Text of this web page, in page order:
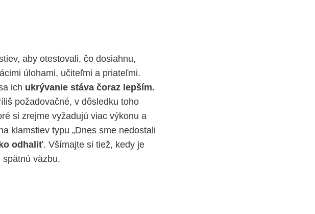
aby otestovali, čo dosiahnu,
úlohami, učiteľmi a priateľmi.
ich ukrývanie stáva čoraz lepším.
požadovačné, v dôsledku toho
si zrejme vyžadujú viac výkonu a
klamstiev typu „Dnes sme nedostali
odhaliť. Všímajte si tiež, kedy je
väzbu.